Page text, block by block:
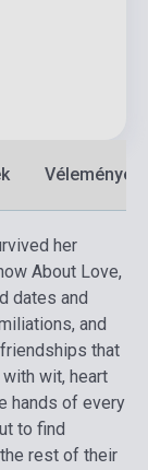
Vélemények
her
About Love,
dates and
and
that
wit, heart
hands of every
to find
rest of their